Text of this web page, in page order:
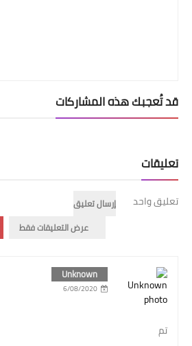
قد تُعجبك هذه المشاركات
تعليقات
تعليق واحد
إرسال تعليق
عرض التعليقات فقط
Unknown
6/08/2020
تم